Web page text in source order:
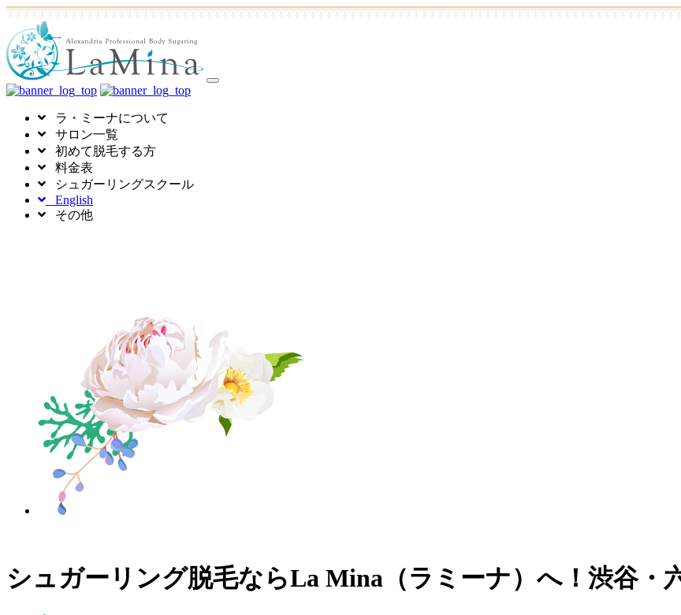
toggle
ラ・ミーナについて
サロン一覧
初めて脱毛する方
料金表
シュガーリングスクール
English
その他
シュガーリング脱毛ならLa Mina（ラミーナ）へ！渋谷・